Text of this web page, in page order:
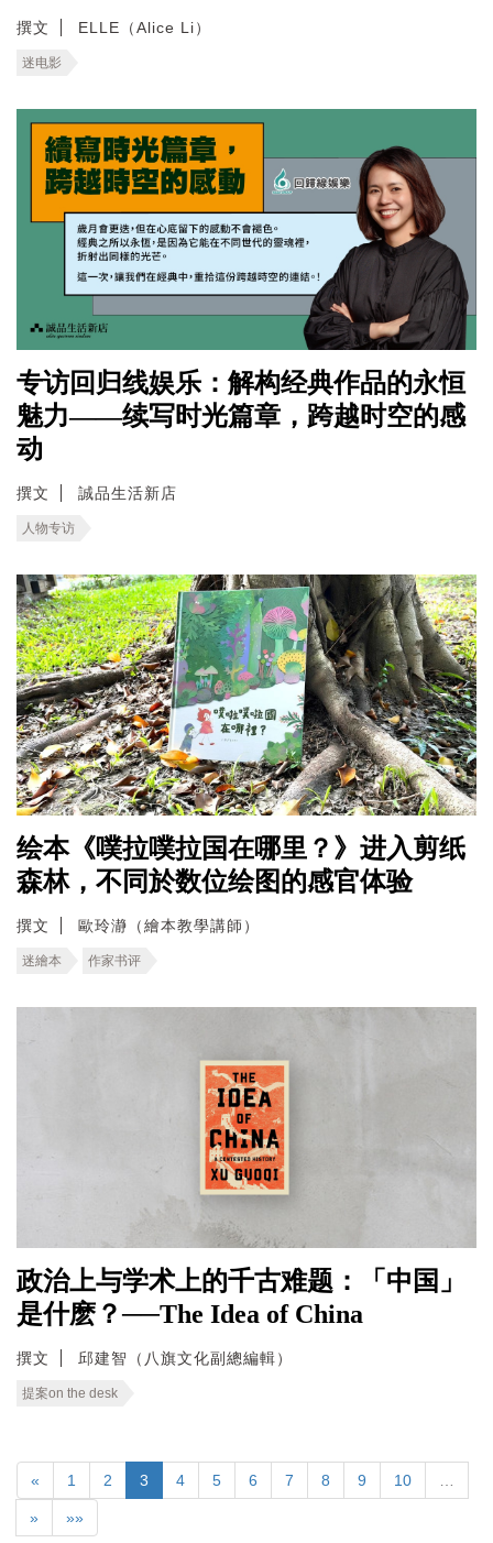
撰文 ELLE（Alice Li）
迷电影
专访回归线娱乐：解构经典作品的永恒
魅力——续写时光篇章，跨越时空的感
动
撰文 誠品生活新店
人物专访
绘本《噗拉噗拉国在哪里？》进入剪纸
森林，不同於数位绘图的感官体验
撰文 歐玲瀞（繪本教學講師）
迷繪本 作家书评
政治上与学术上的千古难题：「中国」
是什麽？──The Idea of China
撰文 邱建智（八旗文化副總編輯）
提案on the desk
« 1 2 3 4 5 6 7 8 9 10
» »»